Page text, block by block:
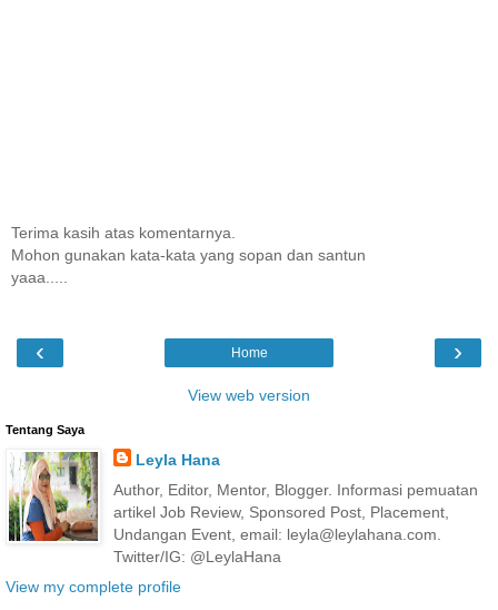
Terima kasih atas komentarnya.
Mohon gunakan kata-kata yang sopan dan santun
yaaa.....
‹ ›
Home
View web version
Tentang Saya
Leyla Hana
Author, Editor, Mentor, Blogger. Informasi pemuatan
artikel Job Review, Sponsored Post, Placement,
Undangan Event, email: leyla@leylahana.com.
Twitter/IG: @LeylaHana
View my complete profile